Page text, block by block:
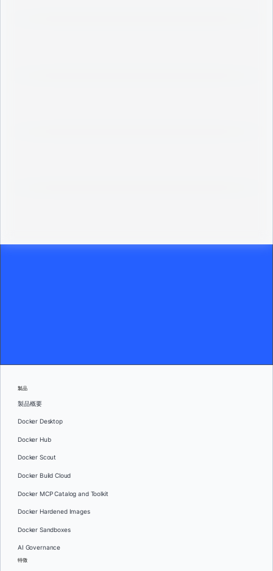
製品
製品概要
Docker Desktop
Docker Hub
Docker Scout
Docker Build Cloud
Docker MCP Catalog and Toolkit
Docker Hardened Images
Docker Sandboxes
AI Governance
特徴